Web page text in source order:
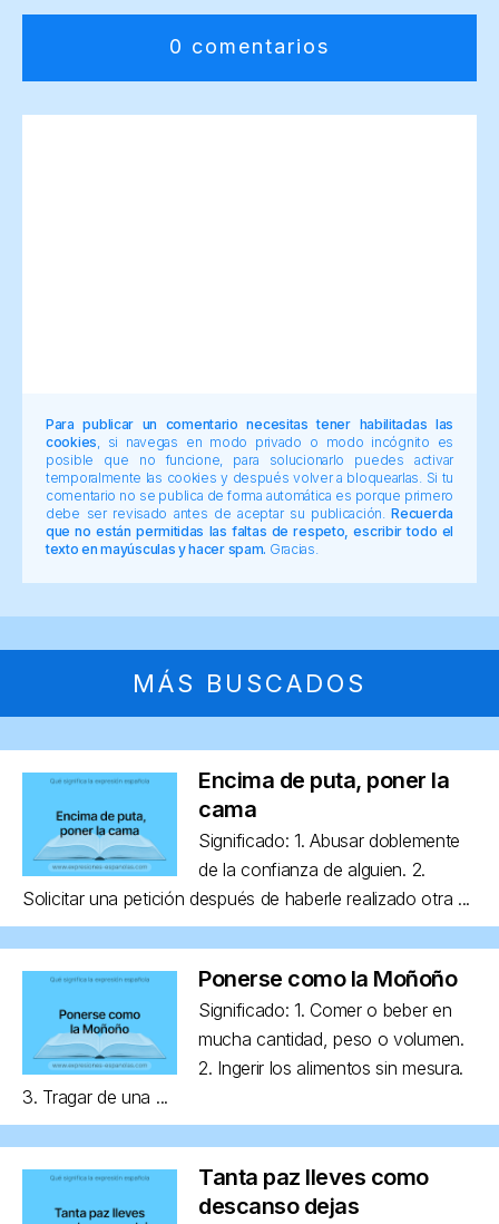
0 comentarios
Para publicar un comentario necesitas tener habilitadas las
cookies , si navegas en modo privado o modo incógnito es
posible que no funcione, para solucionarlo puedes activar
temporalmente las cookies y después volver a bloquearlas. Si tu
comentario no se publica de forma automática es porque primero
debe ser revisado antes de aceptar su publicación.Recuerda
que no están permitidas las faltas de respeto, escribir todo el
texto en mayúsculas y hacer spam. Gracias.
MÁS BUSCADOS
Encima de puta, poner la
cama
Significado: 1. Abusar doblemente
de la confianza de alguien. 2.
Solicitar una petición después de haberle realizado otra ...
Ponerse como la Moñoño
Significado: 1. Comer o beber en
mucha cantidad, peso o volumen.
2. Ingerir los alimentos sin mesura.
3. Tragar de una ...
Tanta paz lleves como
descanso dejas